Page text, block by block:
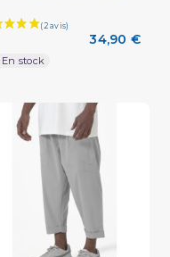
34,90 €
En stock